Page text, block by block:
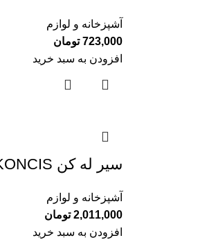
آشپزخانه و لوازم
723,000 تومان
افزودن به سبد خرید
سير له كن KONCIS ايكيا
آشپزخانه و لوازم
2,011,000 تومان
افزودن به سبد خرید